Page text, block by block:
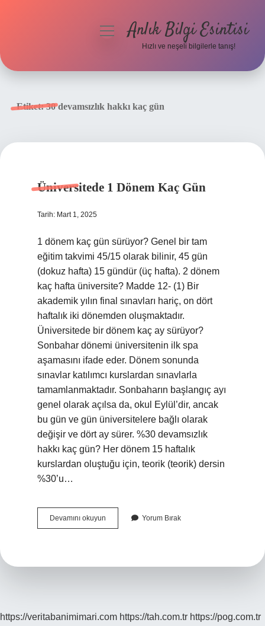
menüyüAnlık Bilgi Esintisi
Hızlı ve neşeli bilgilerle tanış!
Etiket:30 devamsızlık hakkı kaç gün
Üniversitede 1 Dönem Kaç Gün
Tarih: Mart 1, 2025
1 dönem kaç gün sürüyor? Genel bir tam
eğitim takvimi 45/15 olarak bilinir, 45 gün
(dokuz hafta) 15 gündür (üç hafta). 2 dönem
kaç hafta üniversite? Madde 12- (1) Bir
akademik yılın final sınavları hariç, on dört
haftalık iki dönemden oluşmaktadır.
Üniversitede bir dönem kaç ay sürüyor?
Sonbahar dönemi üniversitenin ilk spa
aşamasını ifade eder. Dönem sonunda
sınavlar katılımcı kurslardan sınavlarla
tamamlanmaktadır. Sonbaharın başlangıç ​​ayı
genel olarak açılsa da, okul Eylül’dir, ancak
bu gün ve gün üniversitelere bağlı olarak
değişir ve dört ay sürer. %30 devamsızlık
hakkı kaç gün? Her dönem 15 haftalık
kurslardan oluştuğu için, teorik (teorik) dersin
%30’u…
Devamını okuyun Üniversitede
1
Yorum Bırak
https://veritabanimimari.com https://tah.com.tr https://pog.com.tr